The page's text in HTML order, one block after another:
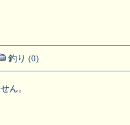
釣り (0)
ん。